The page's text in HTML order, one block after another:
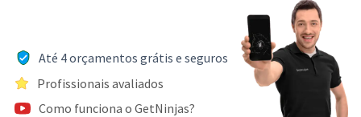
Até 4 orçamentos grátis e seguros
Profissionais avaliados
Como funciona o GetNinjas?